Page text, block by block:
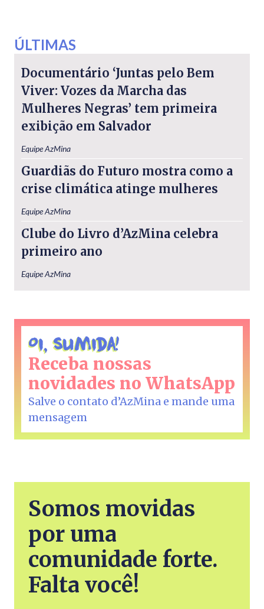
ÚLTIMAS
Documentário ‘Juntas pelo Bem
Viver: Vozes da Marcha das
Mulheres Negras’ tem primeira
exibição em Salvador
Equipe AzMina
Guardiãs do Futuro mostra como a
crise climática atinge mulheres
Equipe AzMina
Clube do Livro d’AzMina celebra
primeiro ano
Equipe AzMina
Oi, sumida!
Receba nossas
novidades no WhatsApp
Salve o contato d’AzMina e mande uma
mensagem
Somos movidas
por uma
comunidade forte.
Falta você!